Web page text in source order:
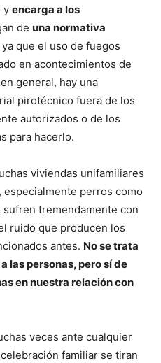
y encarga a los
de una normativa
ya que el uso de fuegos
en acontecimientos de
general, hay una
pirotécnico fuera de los
autorizados o de los
para hacerlo.
viviendas unifamiliares
perros como
sufren tremendamente con
ruido que producen los
antes. No se trata
las personas, pero sí de
en nuestra relación con
veces ante cualquier
familiar se tiran